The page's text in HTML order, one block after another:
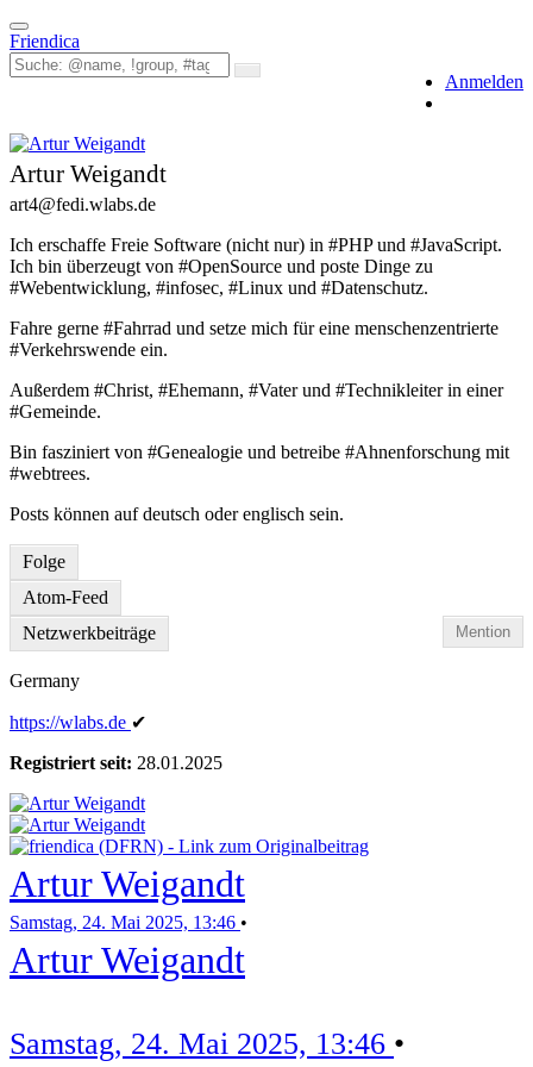
Toggle
navigation
Friendica
Anmelden
Artur Weigandt
art4@fedi.wlabs.de
Ich erschaffe Freie Software (nicht nur) in #PHP und #JavaScript.
Ich bin überzeugt von #OpenSource und poste Dinge zu
#Webentwicklung, #infosec, #Linux und #Datenschutz.
Fahre gerne #Fahrrad und setze mich für eine menschenzentrierte
#Verkehrswende ein.
Außerdem #Christ, #Ehemann, #Vater und #Technikleiter in einer
#Gemeinde.
Bin fasziniert von #Genealogie und betreibe #Ahnenforschung mit
#webtrees.
Posts können auf deutsch oder englisch sein.
Folge
Atom-Feed
Mention
Netzwerkbeiträge
Germany
https://wlabs.de ✔
Registriert seit: 28.01.2025
Artur Weigandt
Samstag, 24. Mai 2025, 13:46 •
Artur Weigandt
Samstag, 24. Mai 2025, 13:46 •